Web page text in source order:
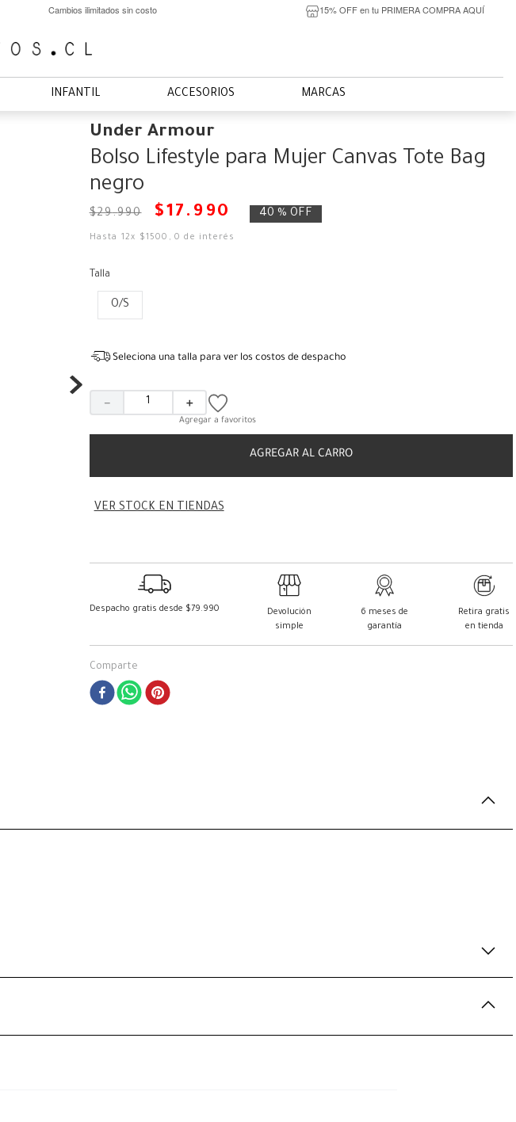
Cambios ilimitados sin costo 15% OFF en tu PRIMERA COMPRA AQUÍ
INFANTIL ACCESORIOS MARCAS
Under Armour
Bolso Lifestyle para Mujer Canvas Tote Bag
negro
$29.990 $17 . 990 40 % OFF
Hasta 12x $1500 ,0 de interés
Talla
O/S
Seleciona una talla para ver los costos de despacho
＋
－
AGREGAR AL CARRO
VER STOCK EN TIENDAS
Despacho gratis desde $79.990
Devolución
simple
6 meses de
garantía
Retira gratis
en tienda
Comparte